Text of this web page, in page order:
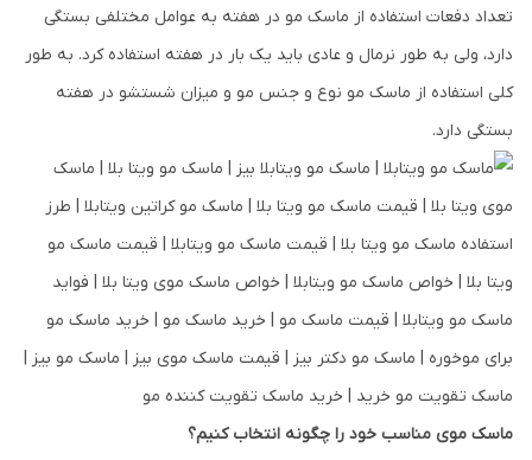
تعداد دفعات استفاده از ماسک مو در هفته به عوامل مختلفی بستگی
دارد، ولی به طور نرمال و عادی باید یک بار در هفته استفاده کرد. به طور
کلی استفاده از ماسک مو نوع و جنس مو و میزان شستشو در هفته
بستگی دارد.
ماسک موی مناسب خود را چگونه انتخاب کنیم؟